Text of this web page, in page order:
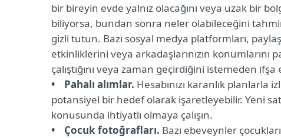
bir bireyin evde yalnız olacağını veya uzak bir
biliyorsa, bundan sonra neler olabileceğini
gizli tutun. Bazı sosyal medya platformları,
etkinliklerini veya arkadaşlarınızın konumlarını
çalıştığını veya zaman geçirdiğini istemeden ifşa
• Pahalı alımlar. Hesabınızı karanlık planlarla
potansiyel bir hedef olarak işaretleyebilir. Yeni
konusunda ihtiyatlı olmaya çalışın.
• Çocuk fotoğrafları. Bazı ebeveynler